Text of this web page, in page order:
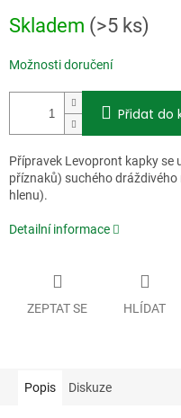
cena:
Skladem (>5 ks)
Možnosti doručení
Přidat do
Přípravek Levopront kapky se
příznaků) suchého
hlenu).
Detailní informace
ZEPTAT SE HLÍDAT
Popis Diskuze